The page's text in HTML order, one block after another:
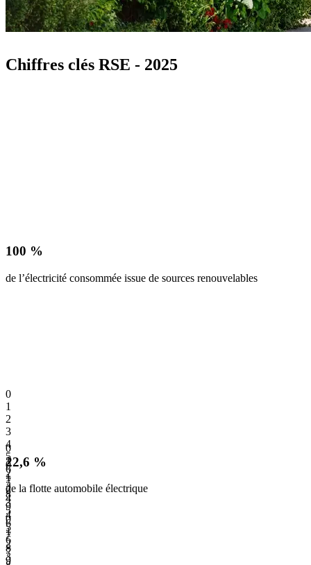
Chiffres clés RSE - 2025
100 %
de l’électricité consommée issue de sources renouvelables
22,6 %
de la flotte automobile électrique
0
1
2
3
4
5
6
7
0
1
2
3
4
5
6
7
8
9
0
1
2
3
0
1
2
3
4
5
6
7
8
9